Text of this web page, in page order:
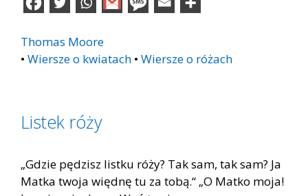
Thomas Moore
• Wiersze o kwiatach • Wiersze o różach
Listek róży
„Gdzie pędzisz listku róży? Tak sam, tak sam? Ja
Matka twoja więdnę tu za tobą.“ „O Matko moja!